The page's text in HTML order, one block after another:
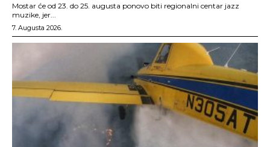
Mostar će od 23. do 25. augusta ponovo biti regionalni centar jazz
muzike, jer...
7. Augusta 2026.